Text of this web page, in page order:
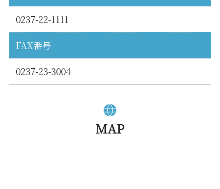
0237-22-1111
FAX番号
0237-23-3004
MAP